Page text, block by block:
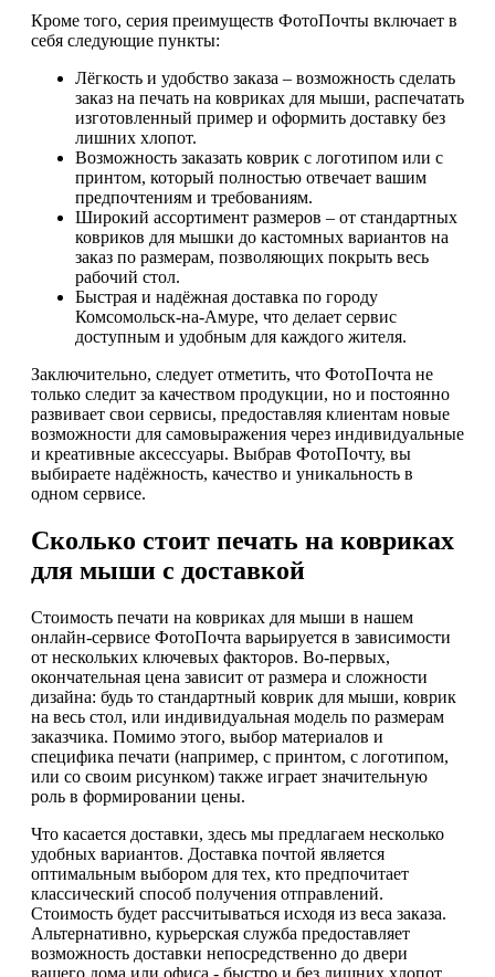
Кроме того, серия преимуществ ФотоПочты включает в
себя следующие пункты:
Лёгкость и удобство заказа – возможность сделать
заказ на печать на ковриках для мыши, распечатать
изготовленный пример и оформить доставку без
лишних хлопот.
Возможность заказать коврик с логотипом или с
принтом, который полностью отвечает вашим
предпочтениям и требованиям.
Широкий ассортимент размеров – от стандартных
ковриков для мышки до кастомных вариантов на
заказ по размерам, позволяющих покрыть весь
рабочий стол.
Быстрая и надёжная доставка по городу
Комсомольск-на-Амуре, что делает сервис
доступным и удобным для каждого жителя.
Заключительно, следует отметить, что ФотоПочта не
только следит за качеством продукции, но и постоянно
развивает свои сервисы, предоставляя клиентам новые
возможности для самовыражения через индивидуальные
и креативные аксессуары. Выбрав ФотоПочту, вы
выбираете надёжность, качество и уникальность в
одном сервисе.
Сколько стоит печать на ковриках
для мыши с доставкой
Стоимость печати на ковриках для мыши в нашем
онлайн-сервисе ФотоПочта варьируется в зависимости
от нескольких ключевых факторов. Во-первых,
окончательная цена зависит от размера и сложности
дизайна: будь то стандартный коврик для мыши, коврик
на весь стол, или индивидуальная модель по размерам
заказчика. Помимо этого, выбор материалов и
специфика печати (например, с принтом, с логотипом,
или со своим рисунком) также играет значительную
роль в формировании цены.
Что касается доставки, здесь мы предлагаем несколько
удобных вариантов. Доставка почтой является
оптимальным выбором для тех, кто предпочитает
классический способ получения отправлений.
Стоимость будет рассчитываться исходя из веса заказа.
Альтернативно, курьерская служба предоставляет
возможность доставки непосредственно до двери